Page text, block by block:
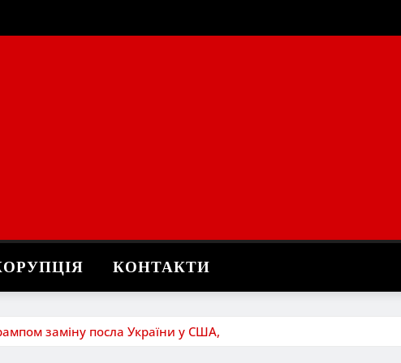
КОНТАКТИ
заміну посла України у США,